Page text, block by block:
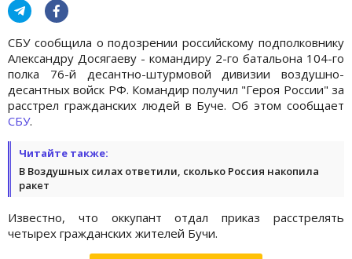
СБУ сообщила о подозрении российскому подполковнику
Александру Досягаеву - командиру 2-го батальона 104-го
полка 76-й десантно-штурмовой дивизии воздушно-
десантных войск РФ. Командир получил "Героя России" за
расстрел гражданских людей в Буче. Об этом сообщает
СБУ.
Читайте также:
В Воздушных силах ответили, сколько Россия накопила
ракет
Известно, что оккупант отдал приказ расстрелять
четырех гражданских жителей Бучи.